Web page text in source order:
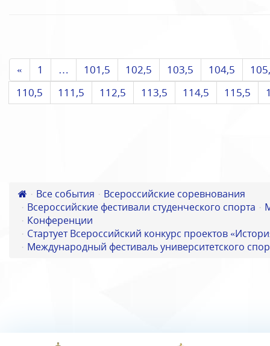
« 1 … 101,5 102,5 103,5 104,5
110,5
111,5 112,5 113,5 114,5 115,5
Все события
Всероссийские соревнования
Всероссийские фестивали студенческого спорта
Конференции
Стартует Всероссийский конкурс проектов
Международный фестиваль университетского